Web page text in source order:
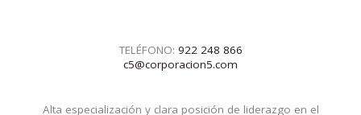
TELÉFONO: 922 248 866
c5@corporacion5.com
Alta especialización y clara posición de liderazgo en el